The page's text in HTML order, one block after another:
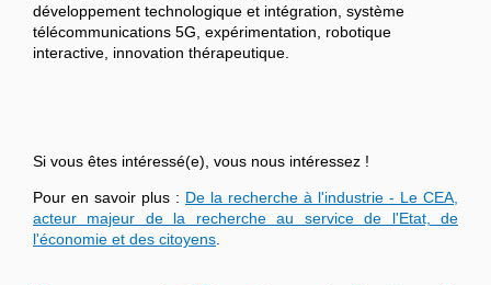
développement technologique et intégration, système
télécommunications 5G, expérimentation, robotique
interactive, innovation thérapeutique.
Si vous êtes intéressé(e), vous nous intéressez !
Pour en savoir plus : De la recherche à l'industrie - Le CEA,
acteur majeur de la recherche au service de l'Etat, de
l'économie et des citoyens